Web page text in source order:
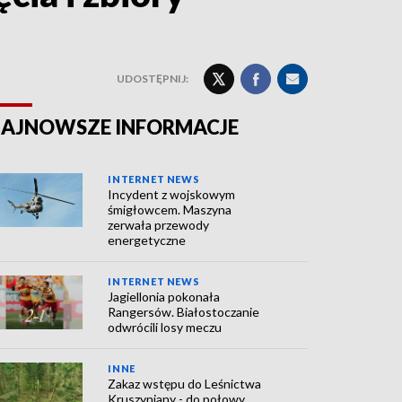
UDOSTĘPNIJ:
INFORMACJE
INTERNET NEWS
Incydent z wojskowym
śmigłowcem. Maszyna
zerwała przewody
energetyczne
INTERNET NEWS
Jagiellonia pokonała
Rangersów. Białostoczanie
odwrócili losy meczu
INNE
Zakaz wstępu do Leśnictwa
Kruszyniany - do połowy